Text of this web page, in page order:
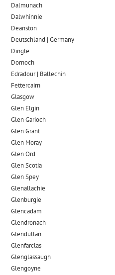
Dalmunach
Dalwhinnie
Deanston
Deutschland | Germany
Dingle
Dornoch
Edradour | Ballechin
Fettercairn
Glasgow
Glen Elgin
Glen Garioch
Glen Grant
Glen Moray
Glen Ord
Glen Scotia
Glen Spey
Glenallachie
Glenburgie
Glencadam
Glendronach
Glendullan
Glenfarclas
Glenglassaugh
Glengoyne